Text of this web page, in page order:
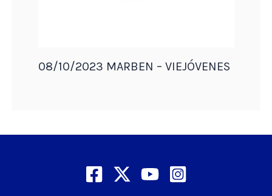
08/10/2023 MARBEN – VIEJÓVENES